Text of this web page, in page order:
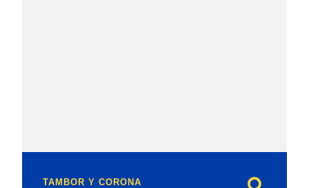
TAMBOR Y CORONA